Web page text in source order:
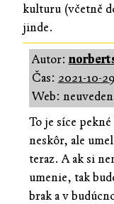
kulturu (včetně
jinde.
Autor:
Čas: 2021-10-
Web: neuveden
To je síce
neskôr, ale
teraz. A ak si
umenie, tak
brak a v